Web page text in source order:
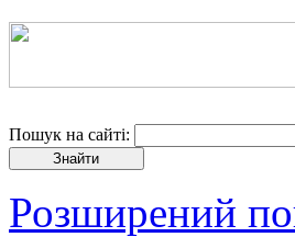
Пошук на сайті:
Розширений